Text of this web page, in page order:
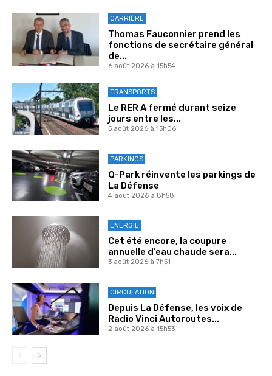
CARRIÈRE
Thomas Fauconnier prend les
fonctions de secrétaire général
de...
6 août 2026 à 15h54
TRANSPORTS
Le RER A fermé durant seize
jours entre les...
5 août 2026 à 15h06
PARKINGS
Q-Park réinvente les parkings de
La Défense
4 août 2026 à 8h58
ENERGIE
Cet été encore, la coupure
annuelle d’eau chaude sera...
3 août 2026 à 7h51
CIRCULATION
Depuis La Défense, les voix de
Radio Vinci Autoroutes...
2 août 2026 à 15h53